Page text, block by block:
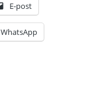
E-post
WhatsApp